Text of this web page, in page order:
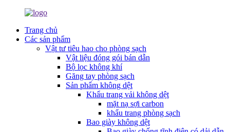
Trang chủ
Các sản phẩm
Vật tư tiêu hao cho phòng sạch
Vật liệu đóng gói bán dẫn
Bộ lọc không khí
Găng tay phòng sạch
Sản phẩm không dệt
Khẩu trang vải không dệt
mặt nạ sợi carbon
khẩu trang phòng sạch
Bao giày không dệt